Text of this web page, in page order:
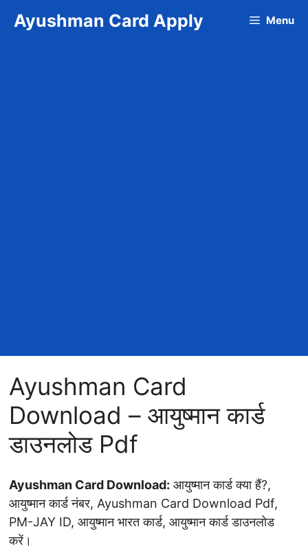
Ayushman Card Apply Menu
Ayushman Card
Download – आयुष्मान कार्ड
डाउनलोड Pdf
Ayushman Card Download: आयुष्मान कार्ड क्या हैं?,
आयुष्मान कार्ड नंबर, Ayushman Card Download Pdf,
PM-JAY ID, आयुष्मान भारत कार्ड, आयुष्मान कार्ड डाउनलोड
करें।